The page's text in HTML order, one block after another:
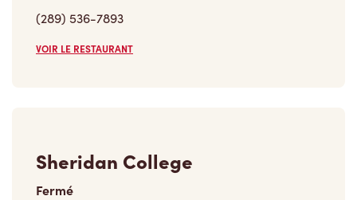
(289) 536-7893
VOIR LE RESTAURANT
Sheridan College
Fermé